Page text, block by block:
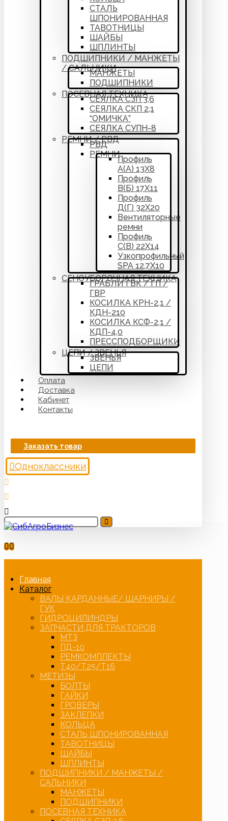
СТАЛЬ
ШПОНИРОВАННАЯ
ТАВОТНИЦЫ
ШАЙБЫ
ШПЛИНТЫ
ПОДШИПНИКИ / МАНЖЕТЫ
/ САЛЬНИКИ
МАНЖЕТЫ
ПОДШИПНИКИ
ПОСЕВНАЯ ТЕХНИКА
СЕЯЛКА СЗП 3,6
СЕЯЛКА СКП 2,1
“ОМИЧКА”
СЕЯЛКА СУПН-8
РЕМНИ / РВД
РВД
РЕМНИ
Профиль
А(А) 13Х8
Профиль
В(Б) 17Х11
Профиль
Д(Г) 32Х20
Вентиляторные
ремни
Профиль
С(В) 22Х14
Узкопрофильный
SPA 12,7Х10
СЕНОУБОРОЧНАЯ ТЕХНИКА
ГРАБЛИ ГВК / ГП /
ГВР
КОСИЛКА КРН-2,1 /
КДН-210
КОСИЛКА КСФ-2,1 /
КДП-4,0
ПРЕССПОДБОРЩИКИ
ЦЕПИ / ЗВЕНЬЯ
ЗВЕНЬЯ
ЦЕПИ
Оплата
Доставка
Кабинет
Контакты
Заказать товар
Одноклассники
Главная
Каталог
ВАЛЫ КАРДАННЫЕ/ ШАРНИРЫ /
ГУК
ГИДРОЦИЛИНДРЫ
ЗАПЧАСТИ ДЛЯ ТРАКТОРОВ
МТЗ
ПД-10
РЕМКОМПЛЕКТЫ
Т40/Т25/Т16
МЕТИЗЫ
БОЛТЫ
ГАЙКИ
ГРОВЕРЫ
ЗАКЛЕПКИ
КОЛЬЦА
СТАЛЬ ШПОНИРОВАННАЯ
ТАВОТНИЦЫ
ШАЙБЫ
ШПЛИНТЫ
ПОДШИПНИКИ / МАНЖЕТЫ /
САЛЬНИКИ
МАНЖЕТЫ
ПОДШИПНИКИ
ПОСЕВНАЯ ТЕХНИКА